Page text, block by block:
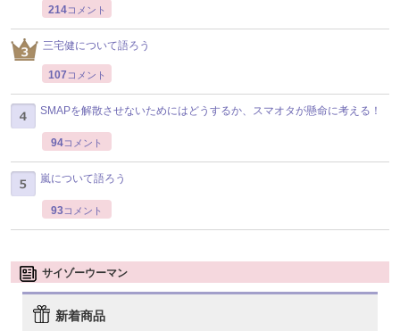
214コメント
三宅健について語ろう
107 コメント
SMAPを解散させないためにはどうするか、スマオタが懸命に考える！
94コメント
嵐について語ろう
93コメント
サイゾーウーマン
新着商品